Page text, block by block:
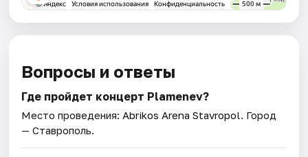
Вопросы и ответы
Где пройдет концерт Plamenev?
Место проведения:Abrikos Arena Stavropol. Город
— Ставрополь.